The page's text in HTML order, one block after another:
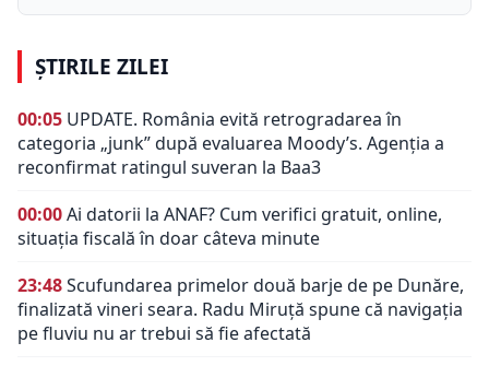
ȘTIRILE ZILEI
00:05 UPDATE. România evită retrogradarea în
categoria „junk” după evaluarea Moody’s. Agenția a
reconfirmat ratingul suveran la Baa3
00:00Ai datorii la ANAF? Cum verifici gratuit, online,
situația fiscală în doar câteva minute
23:48Scufundarea primelor două barje de pe Dunăre,
finalizată vineri seara. Radu Miruță spune că navigația
pe fluviu nu ar trebui să fie afectată